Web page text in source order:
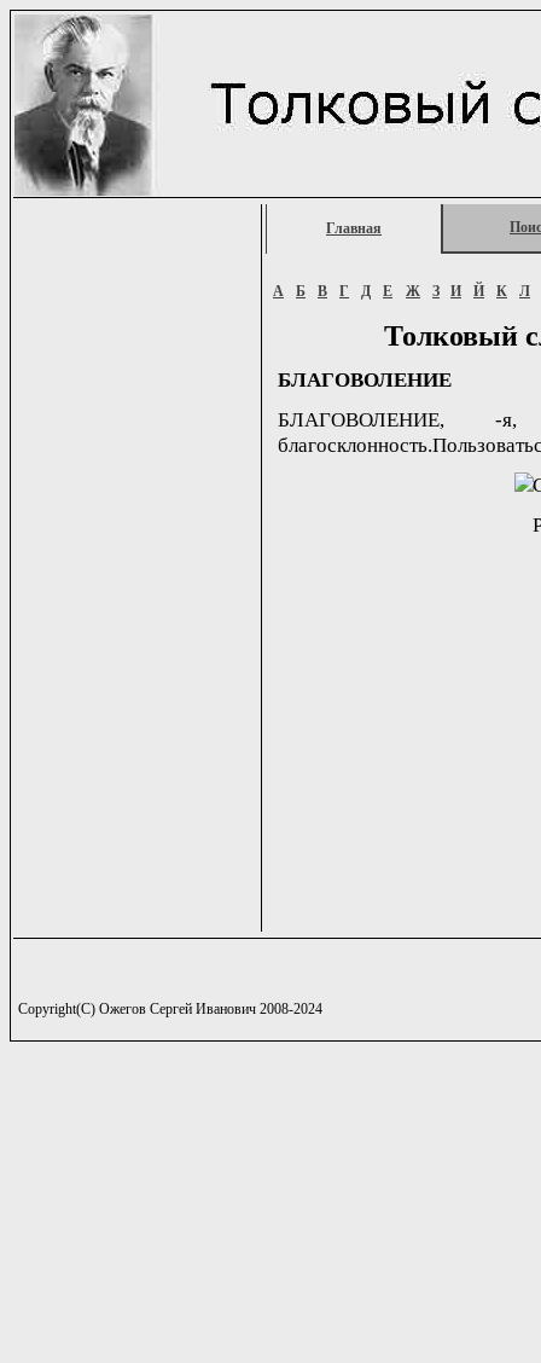
Главная
А Б В Г Д Е Ж З И Й К Л
Толковый
БЛАГОВОЛЕНИЕ
БЛАГОВОЛЕНИЕ, -я,
Copyright(C) Ожегов Сергей Иванович 2008-2024